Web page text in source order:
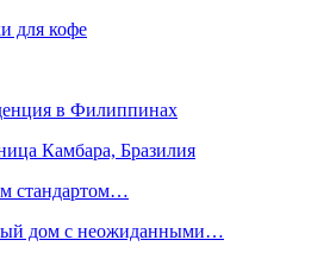
для кофе
в Филиппинах
Камбара, Бразилия
стандартом…
дом с неожиданными…